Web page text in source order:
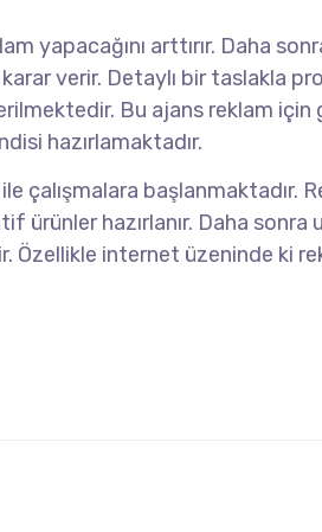
yapacağını arttırır. Daha
verir. Detaylı bir taslakla
Bu ajans reklam
hazırlamaktadır.
çalışmalara başlanmaktadır.
ürünler hazırlanır. Daha sonra
Özellikle internet üzeninde ki